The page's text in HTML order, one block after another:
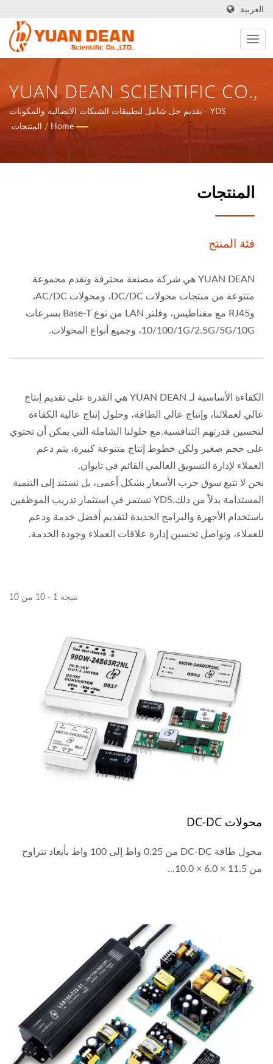
العربية
YUAN DEAN SCIENTIFIC CO.,
LTD.
YDS - تقديم حل شامل لتطبيقات الشبكات الاتصالية والمكونات
المغناطيسية ومنتجات الطاقة.
Home
/ المنتجات
المنتجات
فئة المنتج
YUAN DEAN هي شركة مصنعة محترفة وتقدم مجموعة
متنوعة من منتجات محولات DC/DC، ومحولات AC/DC،
وRJ45 مع مغناطيس، وفلتر LAN من نوع Base-T بسرعات
10/100/1G/2.5G/5G/10G، وجميع أنواع المحولات.
الكفاءة الأساسية لـ YUAN DEAN هي القدرة على تقديم إنتاج
عالي لعملائنا، وإنتاج عالي الطاقة، وحلول إنتاج عالية الكفاءة
لتحسين قدرتهم التنافسية.مع حلولنا الشاملة التي يمكن أن تحتوي
على حجم صغير ولكن خطوط إنتاج متنوعة كبيرة، يتم دعم
العملاء لإدارة التسويق العالمي القائم في تايوان.
نحن لا نتبع سوق حرب الأسعار بشكل أعمى، بل نستند إلى التنمية
المستدامة بدلاً من ذلك.YDS نستمر في استثمار تدريب الموظفين
باستخدام الأجهزة والبرامج الجديدة لتقديم أفضل خدمة ودعم
للعملاء، ونواصل تحسين إدارة علاقات العملاء وجودة الخدمة.
نتيجة 1 - 10 من 10
محولات DC-DC
محول طاقة DC-DC من 0.25 واط إلى 100 واط بأبعاد تتراوح
من 11.5 × 6.0 × 10.0...